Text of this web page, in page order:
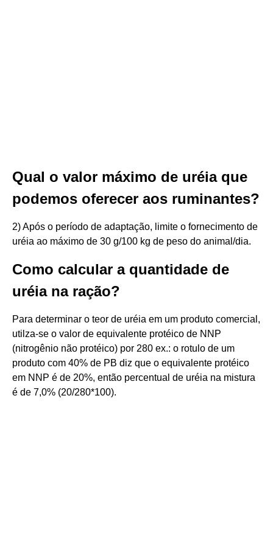
Qual o valor máximo de uréia que
podemos oferecer aos ruminantes?
2) Após o período de adaptação, limite o fornecimento de
uréia ao máximo de 30 g/100 kg de peso do animal/dia.
Como calcular a quantidade de
uréia na ração?
Para determinar o teor de uréia em um produto comercial,
utilza-se o valor de equivalente protéico de NNP
(nitrogênio não protéico) por 280 ex.: o rotulo de um
produto com 40% de PB diz que o equivalente protéico
em NNP é de 20%, então percentual de uréia na mistura
é de 7,0% (20/280*100).